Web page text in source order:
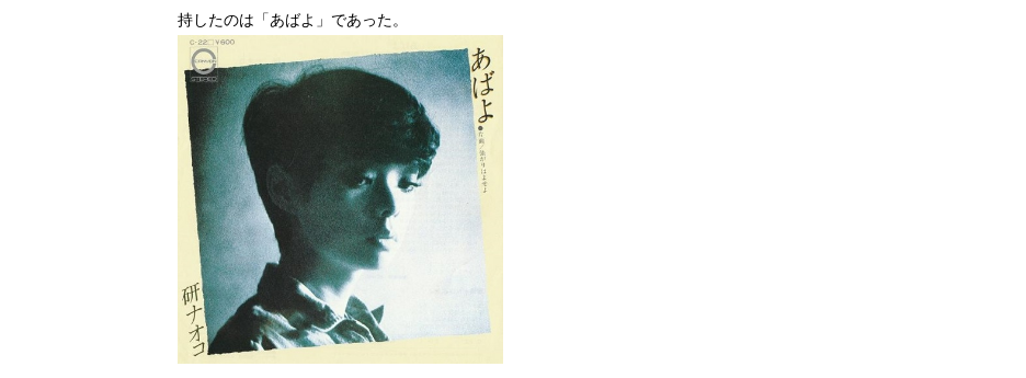
持したのは「あばよ」であった。